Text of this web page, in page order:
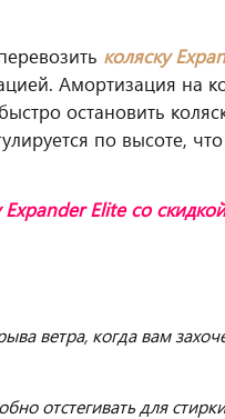
коляску
Амортизация на
остановить
по высоте,
Expander Elite со
ветра, когда вам
отстегивать для